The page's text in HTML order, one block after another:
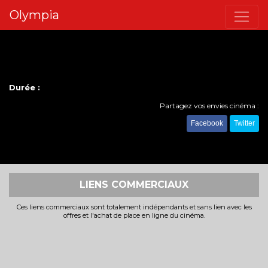
Olympia
Durée :
Partagez vos envies cinéma :
Facebook Twitter
LIENS COMMERCIAUX
Ces liens commerciaux sont totalement indépendants et sans lien avec les
offres et l'achat de place en ligne du cinéma.